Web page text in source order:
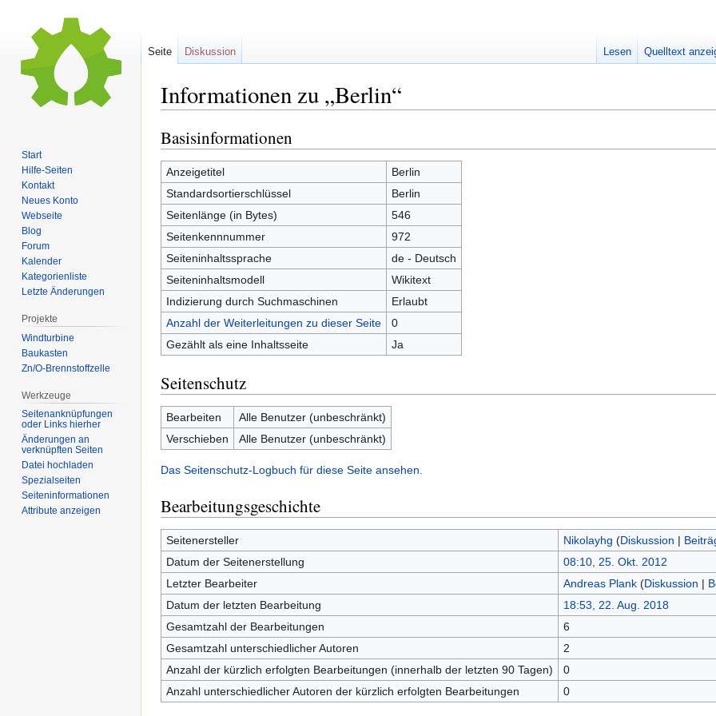
Informationen zu „Berlin“
Zur
Navigation
springen
Zur
Suche
springen
Basisinformationen
Anzeigetitel
Berlin
Standardsortierschlüssel
Berlin
Seitenlänge (in Bytes)
546
Seitenkennnummer
972
Seiteninhaltssprache
de - Deutsch
Seiteninhaltsmodell
Wikitext
Indizierung durch Suchmaschinen
Erlaubt
Anzahl der Weiterleitungen zu dieser Seite
0
Gezählt als eine Inhaltsseite
Ja
Seitenschutz
Bearbeiten
Alle Benutzer (unbeschränkt)
Verschieben
Alle Benutzer (unbeschränkt)
Das Seitenschutz-Logbuch für diese Seite ansehen.
Bearbeitungsgeschichte
Seitenersteller Nikolayhg (Diskussion |
Datum der Seitenerstellung
08:10, 25. Okt. 2012
Letzter Bearbeiter
Andreas Plank (Diskussion |
Datum der letzten Bearbeitung
18:53, 22. Aug. 2018
Gesamtzahl der Bearbeitungen
6
Gesamtzahl unterschiedlicher Autoren
2
Anzahl der kürzlich erfolgten Bearbeitungen (innerhalb der letzten 90 Tagen)
0
Anzahl unterschiedlicher Autoren der kürzlich erfolgten Bearbeitungen
0
Seite Diskussion Lesen Quelltext
Start
Hilfe-Seiten
Kontakt
Neues Konto
Webseite
Blog
Forum
Kalender
Kategorienliste
Letzte Änderungen
Projekte
Windturbine
Baukasten
Zn/O-Brennstoffzelle
Werkzeuge
Seitenanknüpfungen
oder Links hierher
Änderungen an
verknüpften Seiten
Datei hochladen
Spezialseiten
Seiten­informationen
Attribute anzeigen